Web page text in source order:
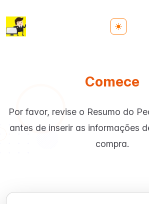
Toggle
Comece
Por favor, revise o Resumo do
antes de inserir as informações
compra.